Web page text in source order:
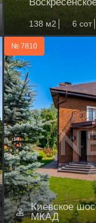
138 м2 6 сот
№ 7810
Киевское
МКАД